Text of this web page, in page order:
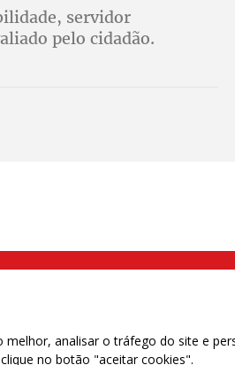
servidor
pelo cidadão.
(11) 2108 9200 - Fax (11) 2108 9310
analisar o tráfego do site e
no botão "aceitar cookies".